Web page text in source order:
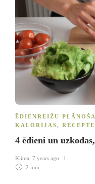
ĒDIENREIŽU
KALORIJAS,
4 ēdieni un
Klinta 7 years ago
2 min